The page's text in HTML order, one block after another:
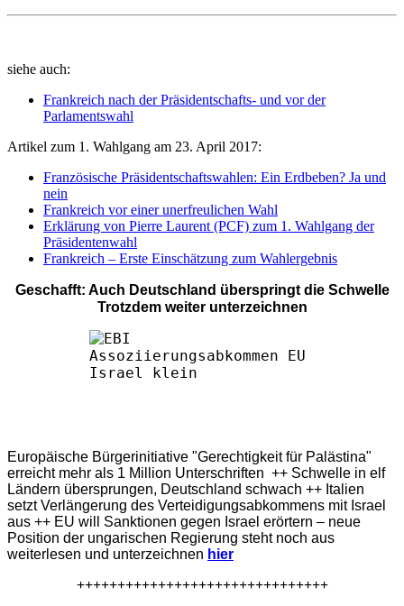
siehe auch:
Frankreich nach der Präsidentschafts- und vor der
Parlamentswahl
Artikel zum 1. Wahlgang am 23. April 2017:
Französische Präsidentschaftswahlen: Ein Erdbeben? Ja und
nein
Frankreich vor einer unerfreulichen Wahl
Erklärung von Pierre Laurent (PCF) zum 1. Wahlgang der
Präsidentenwahl
Frankreich – Erste Einschätzung zum Wahlergebnis
Geschafft: Auch Deutschland überspringt die Schwelle
Trotzdem weiter unterzeichnen
Europäische Bürgerinitiative "Gerechtigkeit für Palästina"
erreicht mehr als 1 Million Unterschriften ++ Schwelle in elf
Ländern übersprungen, Deutschland schwach ++ Italien
setzt Verlängerung des Verteidigungsabkommens mit Israel
aus ++ EU will Sanktionen gegen Israel erörtern – neue
Position der ungarischen Regierung steht noch aus
weiterlesen und unterzeichnen hier
+++++++++++++++++++++++++++++++